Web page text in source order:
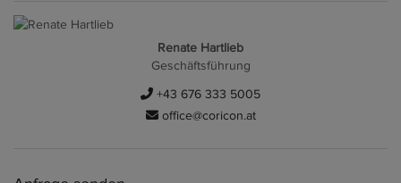
Renate Hartlieb
Geschäftsführung
+43 676 333 5005
office@coricon.at